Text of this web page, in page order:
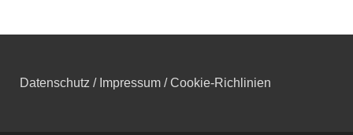
Datenschutz /Impressum / Cookie-Richlinien